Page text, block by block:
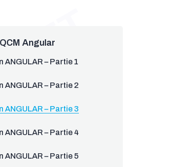
Angular
ANGULAR – Partie 1
ANGULAR – Partie 2
ANGULAR – Partie 3
ANGULAR – Partie 4
ANGULAR – Partie 5